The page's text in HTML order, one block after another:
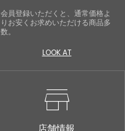
会員登録いただくと、通常価格よ
りお安くお求めいただける商品多
数。
LOOK AT
store
店舗情報